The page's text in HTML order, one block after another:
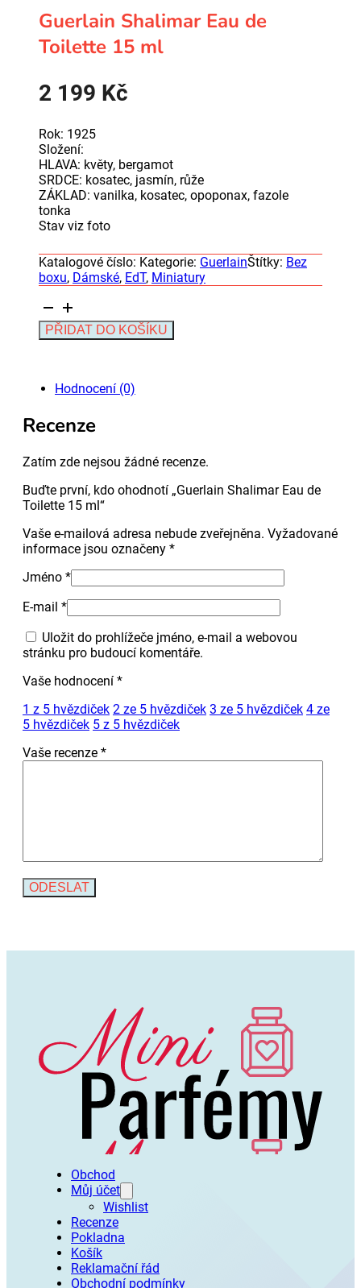
Guerlain Shalimar Eau de
Toilette 15 ml
2 199 Kč
Rok: 1925
Složení:
HLAVA: květy, bergamot
SRDCE: kosatec, jasmín, růže
ZÁKLAD: vanilka, kosatec, opoponax, fazole
tonka
Stav viz foto
Katalogové číslo: Kategorie: GuerlainŠtítky: Bez
boxu, Dámské, EdT, Miniatury
Guerlain
Shalimar
Eau
PŘIDAT DO KOŠÍKU
Hodnocení (0)
Recenze
Zatím zde nejsou žádné recenze.
Buďte první, kdo ohodnotí „Guerlain Shalimar Eau de
Toilette 15 ml“
Vaše e-mailová adresa nebude zveřejněna. Vyžadované
informace jsou označeny *
Jméno *
E-mail *
Uložit do prohlížeče jméno, e-mail a webovou
stránku pro budoucí komentáře.
Vaše hodnocení *
1 z 5 hvězdiček 2 ze 5 hvězdiček 3 ze 5 hvězdiček 4 ze
5 hvězdiček 5 z 5 hvězdiček
Vaše recenze *
Obchod
Můj účet
Wishlist
Recenze
Pokladna
Košík
Reklamační řád
Obchodní podmínky